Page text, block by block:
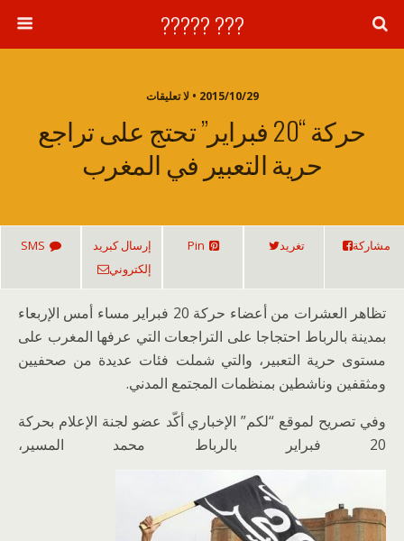
??? ?????
2015/10/29 • لا تعليقات
حركة “20 فبراير” تحتج على تراجع
حرية التعبير في المغرب
مشاركة تغريد Pin
إرسال كبريد
إلكتروني
SMS
تظاهر العشرات من أعضاء حركة 20 فبراير مساء أمس الإربعاء
بمدينة بالرباط احتجاجا على التراجعات التي عرفها المغرب على
مستوى حرية التعبير، والتي شملت فئات عديدة من صحفيين
ومثقفين وناشطين بمنظمات المجتمع المدني.
وفي تصريح لموقع “لكم” الإخباري أكّد عضو لجنة الإعلام بحركة
20 فبراير بالرباط محمد المسير،